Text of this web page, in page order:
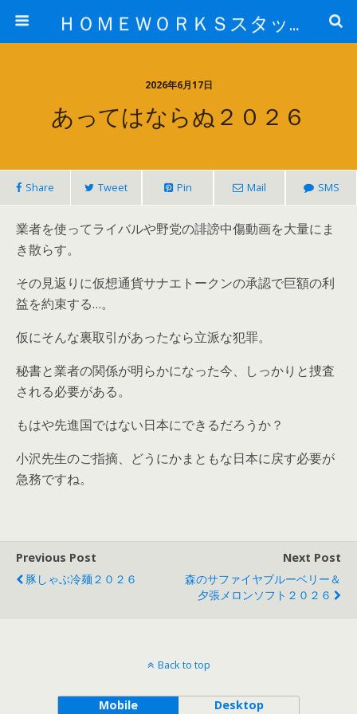
ＨＯＭＥＷＯＲＫＳスタッフ日記ブログ
2026年6月17日
あってはならぬ２０２６
Share Tweet Pin Mail SMS
業者を使ってライバルや野党の誹謗中傷動画を大量にま
き散らす。
その見返りに仮想通貨サナエトークンの承認で巨額の利
益を約束する…。
仮にそんな裏取引があったなら立派な犯罪。
秘書と業者の関係が明らかになった今、しっかりと捜査
される必要がある。
もはや先進国ではない日本にできるだろうか？
小沢先生のご指摘、どうにかまともな日本に戻す必要が
急務ですね。
Previous Post
豚しゃぶ冷麺２０２６
Next Post
森のサファイヤブルーベリー＆
夕張メロンソフト２０２６
Back to top
Mobile Desktop